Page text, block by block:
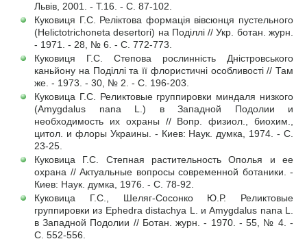
Львів, 2001. - Т.16. - С. 87-102.
Куковиця Г.С. Реліктова формація вівсюнця пустельного
(Helictotrichoneta desertori) на Поділлі // Укр. ботан. журн.
- 1971. - 28, № 6. - С. 772-773.
Куковиця Г.С. Степова рослинність Дністровського
каньйону на Поділлі та її флористичні особливості // Там
же. - 1973. - 30, № 2. - С. 196-203.
Куковица Г.С. Реликтовые группировки миндаля низкого
(Amygdalus nana L.) в Западной Подолии и
необходимость их охраны // Вопр. физиол., биохим.,
цитол. и флоры Украины. - Киев: Наук. думка, 1974. - С.
23-25.
Куковица Г.С. Степная растительность Ополья и ее
охрана // Актуальные вопросы современной ботаники. -
Киев: Наук. думка, 1976. - С. 78-92.
Куковица Г.С., Шеляг-Сосонко Ю.Р. Реликтовые
группировки из Ephedra distachya L. и Amygdalus nana L.
в Западной Подолии // Ботан. журн. - 1970. - 55, № 4. -
С. 552-556.